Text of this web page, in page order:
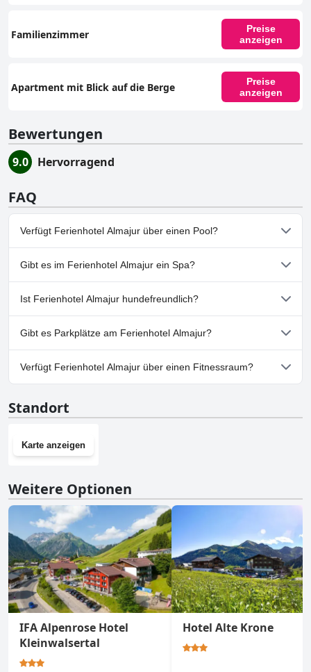
Familienzimmer
Preise
anzeigen
Apartment mit Blick auf die Berge
Preise
anzeigen
Bewertungen
9.0 Hervorragend
FAQ
Verfügt Ferienhotel Almajur über einen Pool?
Ja, Ferienhotel Almajur hat Pools, die zu einer oder mehreren der
folgenden Kategorien gehören: Hallenbad.
Gibt es im Ferienhotel Almajur ein Spa?
Nein, ein Spa ist im Ferienhotel Almajur nicht vorhanden.
Ist Ferienhotel Almajur hundefreundlich?
Nein, Ferienhotel Almajur erlaubt keine Hunde.
Gibt es Parkplätze am Ferienhotel Almajur?
Ja, Parkmöglichkeiten sind im Ferienhotel Almajur vorhanden.
Verfügt Ferienhotel Almajur über einen Fitnessraum?
Standort
Karte anzeigen
Weitere Optionen
IFA Alpenrose Hotel
Kleinwalsertal
Hotel Alte Krone